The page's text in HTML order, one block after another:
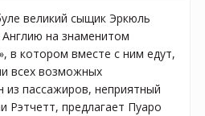
великий сыщик Эркюль
на знаменитом
в котором вместе с ним едут,
всех возможных
из пассажиров, неприятный
Рэтчетт, предлагает Пуаро